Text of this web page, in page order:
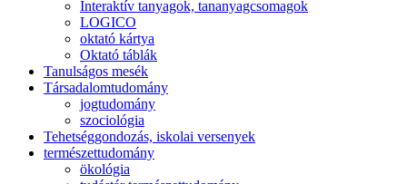
Interaktív tanyagok, tananyagcsomagok
LOGICO
oktató kártya
Oktató táblák
Tanulságos mesék
Társadalomtudomány
jogtudomány
szociológia
Tehetséggondozás, iskolai versenyek
természettudomány
ökológia